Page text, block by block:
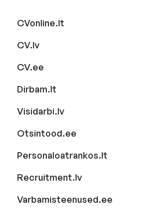
CVonline.lt
CV.lv
CV.ee
Dirbam.lt
Visidarbi.lv
Otsintood.ee
Personaloatrankos.lt
Recruitment.lv
Varbamisteenused.ee